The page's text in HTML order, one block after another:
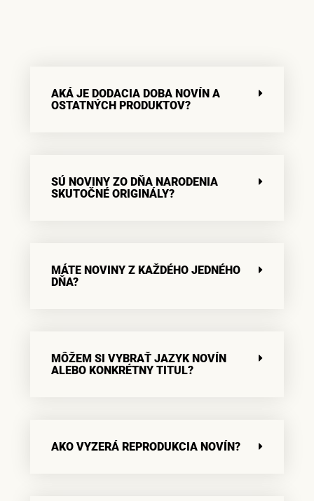
AKÁ JE DODACIA DOBA NOVÍN A
OSTATNÝCH PRODUKTOV?
SÚ NOVINY ZO DŇA NARODENIA
SKUTOČNÉ ORIGINÁLY?
MÁTE NOVINY Z KAŽDÉHO JEDNÉHO
DŇA?
MÔŽEM SI VYBRAŤ JAZYK NOVÍN
ALEBO KONKRÉTNY TITUL?
AKO VYZERÁ REPRODUKCIA NOVÍN?